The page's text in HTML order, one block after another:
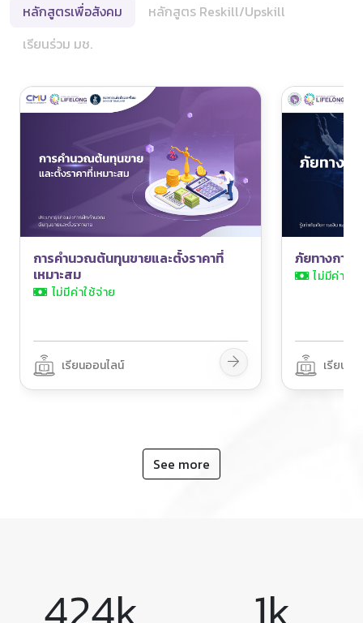
หลักสูตรเพื่อสังคม
หลักสูตร Reskill/Upskill
เรียนร่วม มช.
การคำนวณต้นทุนขายและตั้งราคาที่
เหมาะสม
ไม่มีค่าใช้จ่าย
เรียนออนไลน์
ภัยทางการ
ไม่มีค่าใช้
เรียนอ
See more